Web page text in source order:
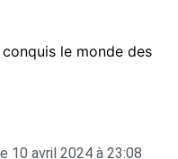
le monde des
10 avril 2024 à 23:08